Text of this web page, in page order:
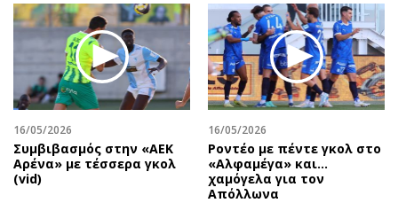
16/05/2026
Συμβιβασμός στην «ΑΕΚ
Αρένα» με τέσσερα γκολ
(vid)
16/05/2026
Ροντέο με πέντε γκολ στο
«Αλφαμέγα» και…
χαμόγελα για τον
Απόλλωνα